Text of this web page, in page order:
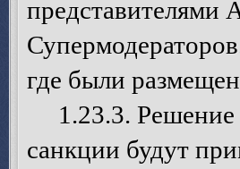
представителями
где были
1.23.3. Решение
санкции будут